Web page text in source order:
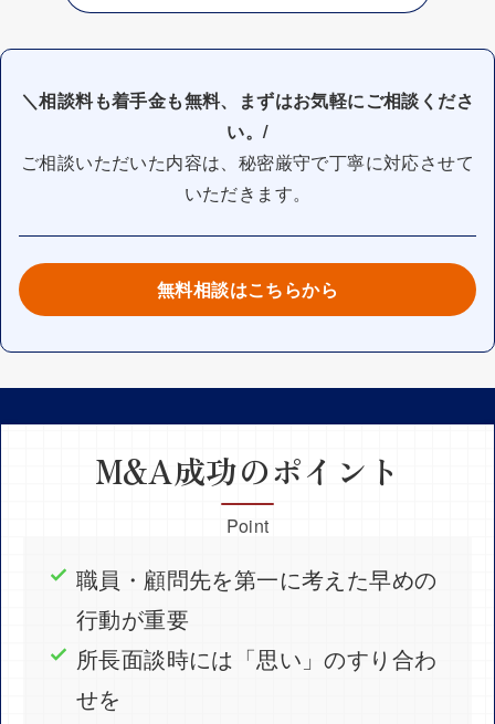
＼相談料も着手金も無料、まずはお気軽にご相談くださ
い。/
ご相談いただいた内容は、秘密厳守で丁寧に対応させて
いただきます。
無料相談はこちらから
M&A成功のポイント
Point
職員・顧問先を第一に考えた早めの
行動が重要
所長面談時には「思い」のすり合わ
せを